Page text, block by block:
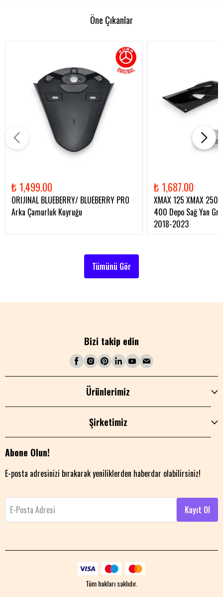
Öne Çıkanlar
₺ 1,499.00
ORIJINAL BLUEBERRY/ BLUEBERRY PRO
Arka Çamurluk Kuyruğu
₺ 1,687.00
XMAX 125 XMAX 250
400 Depo Sağ Yan
2018-2023
Tümünü Gör
Bizi takip edin
Ürünlerimiz
Şirketimiz
Abone Olun!
E-posta adresinizi bırakarak yeniliklerden haberdar olabilirsiniz!
E-Posta Adresi Kayıt Ol
Tüm hakları saklıdır.